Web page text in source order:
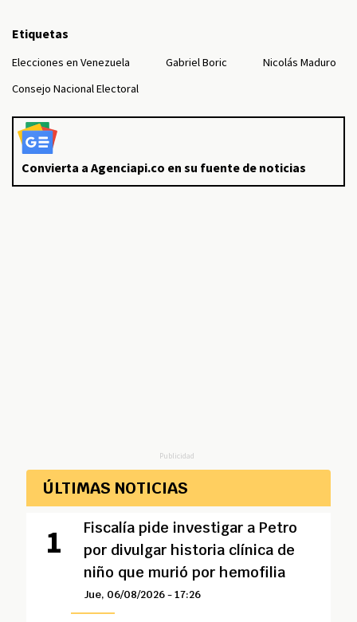
Etiquetas
Elecciones en Venezuela Gabriel Boric
Nicolás Maduro
Consejo Nacional Electoral
Convierta a Agenciapi.co en su fuente de noticias
Publicidad
ÚLTIMAS NOTICIAS
Fiscalía pide investigar a Petro
por divulgar historia clínica de
niño que murió por hemofilia
Jue, 06/08/2026 - 17:26